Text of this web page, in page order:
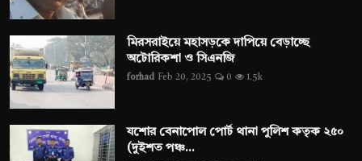
মিরসরাইয়ে মহাসড়কে দাপিয়ে বেড়াচ্ছে
অটোরিকশা ও সিএনজি
forhad Feb 20, 2025 0 1.5k
যশোর বেনাপোল পোর্ট থানা পুলিশ কতৃক ২৫০
(দুইশত পঞ্চ...